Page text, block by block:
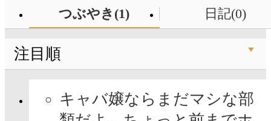
つぶやき(1) 日記(0)
注目順
キャバ嬢ならまだマシな部